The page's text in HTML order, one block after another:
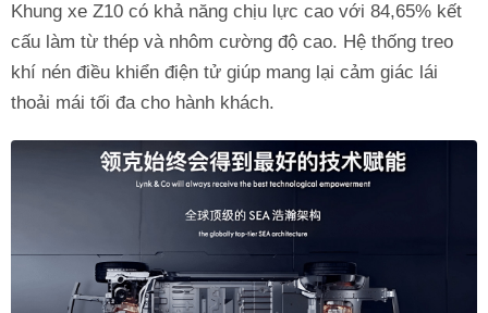
Khung xe Z10 có khả năng chịu lực cao với 84,65% kết
cấu làm từ thép và nhôm cường độ cao. Hệ thống treo
khí nén điều khiển điện tử giúp mang lại cảm giác lái
thoải mái tối đa cho hành khách.